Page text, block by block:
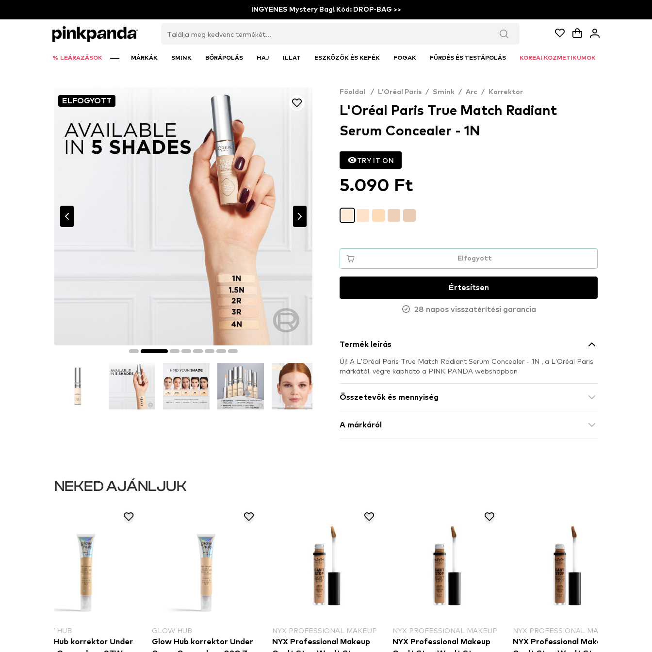
INGYENES Mystery Bag! Kód: DROP-BAG >>
% LEÁRAZÁSOK MÁRKÁK SMINK BŐRÁPOLÁS HAJ ILLAT ESZKÖZÖK ÉS KEFÉK FOGAK FÜRDÉS ÉS TESTÁPOLÁS KOREAI KOZMETIKUMOK
ELFOGYOTT
Főoldal / L’Oréal Paris / Smink / Arc / Korrektor
L'Oréal Paris True Match Radiant
Serum Concealer - 1N
TRY IT ON
5.090 Ft
Elfogyott
Értesítsen
28 napos visszatérítési garancia
Termék leírás
Új! A L'Oréal Paris True Match Radiant Serum Concealer - 1N , a L’Oréal Paris
márkától, végre kapható a PINK PANDA webshopban
Összetevők és mennyiség
A márkáról
NEKED AJÁNLJUK
GLOW HUB
Glow Hub korrektor Under
NYX PROFESSIONAL MAKEUP
NYX Professional Makeup
NYX PROFESSIONAL MAKEUP
NYX Professional Makeup
NYX PROFESSIONAL MAKEUP
NYX Professional Makeup
NAM
Nam BLACK ROSE &